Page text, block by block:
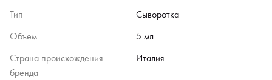
Тип
Сыворотка
Объем
5 мл
Страна происхождения
бренда
Италия